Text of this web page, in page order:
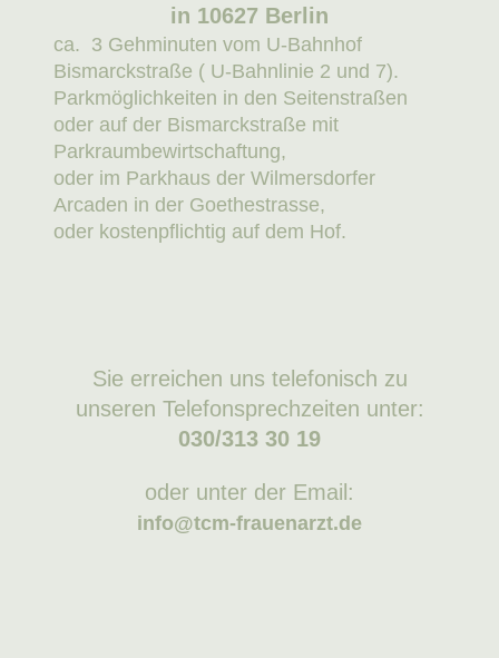
in 10627 Berlin
ca. 3 Gehminuten vom U-Bahnhof
Bismarckstraße ( U-Bahnlinie 2 und 7).
Parkmöglichkeiten in den Seitenstraßen
oder auf der Bismarckstraße mit
Parkraumbewirtschaftung,
oder im Parkhaus der Wilmersdorfer
Arcaden in der Goethestrasse,
oder kostenpflichtig auf dem Hof.
Sie erreichen uns telefonisch zu
unseren Telefonsprechzeiten unter:
030/313 30 19
oder unter der Email:
info@tcm-frauenarzt.de